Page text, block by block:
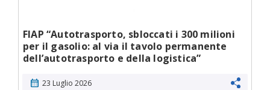
FIAP “Autotrasporto, sbloccati i 300 milioni
per il gasolio: al via il tavolo permanente
dell’autotrasporto e della logistica”
calendar_month 23 Luglio 2026